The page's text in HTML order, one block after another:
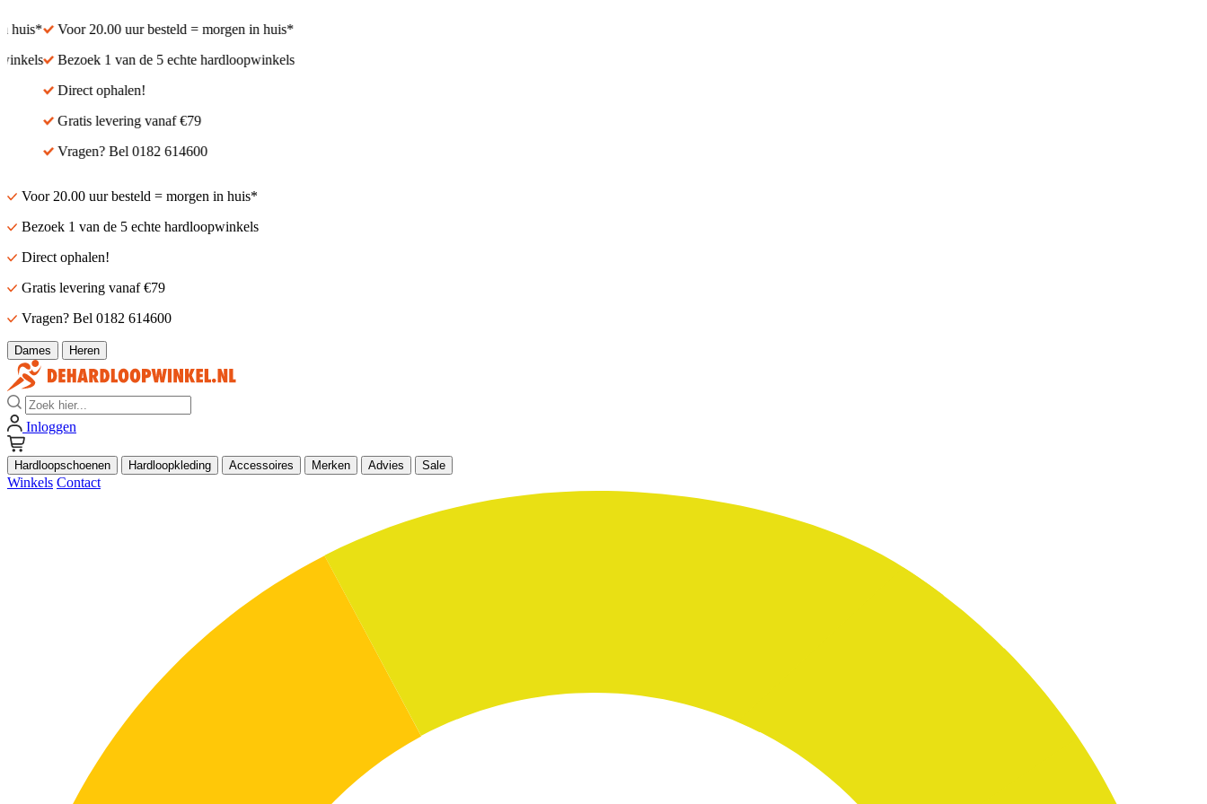
huis*
Voor 20.00 uur besteld = morgen in huis*
Bezoek 1 van de 5 echte hardloopwinkels
Direct ophalen!
Gratis levering vanaf €79
Vragen? Bel 0182 614600
Voor 20.00 uur besteld = morgen in huis*
Bezoek 1 van de 5 echte hardloopwinkels
Direct ophalen!
Gratis levering vanaf €79
Vragen? Bel 0182 614600
Dames Heren
Zoek
Inloggen
Hardloopschoenen Hardloopkleding Accessoires Merken Advies Sale
Winkels Contact